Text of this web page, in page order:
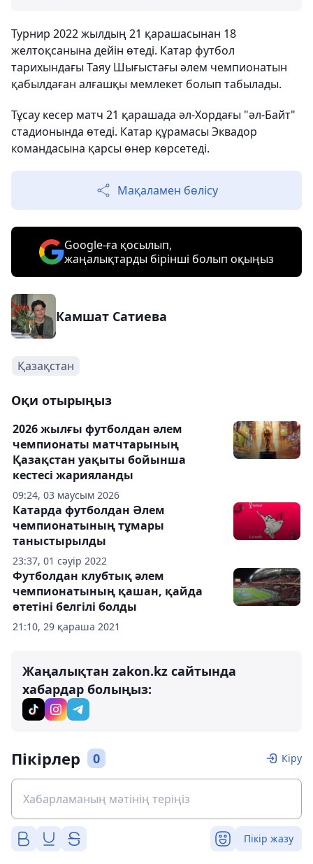
Турнир 2022 жылдың 21 қарашасынан 18
желтоқсанына дейін өтеді. Катар футбол
тарихындағы Таяу Шығыстағы әлем чемпионатын
қабылдаған алғашқы мемлекет болып табылады.
Тұсау кесер матч 21 қарашада әл-Хордағы "әл-Байт"
стадионында өтеді. Катар құрамасы Эквадор
командасына қарсы өнер көрсетеді.
Мақаламен бөлісу
Google-ға қосылып,
жаңалықтарды бірінші болып оқыңыз
Камшат Сатиева
Қазақстан
Оқи отырыңыз
09:24, 03 маусым 2026
2026 жылғы футболдан әлем
чемпионаты матчтарының
Қазақстан уақыты бойынша
кестесі жарияланды
23:37, 01 сәуір 2022
Катарда футболдан Әлем
чемпионатының тұмары
таныстырылды
21:10, 29 қараша 2021
Футболдан клубтық әлем
чемпионатының қашан, қайда
өтетіні белгілі болды
Жаңалықтан zakon.kz сайтында
хабардар болыңыз:
Пікірлер 0 Кіру
Пікір жазу